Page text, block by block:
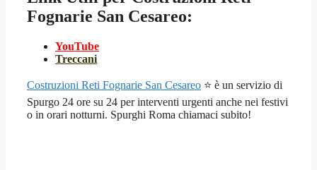
Fognarie San Cesareo:
YouTube
Treccani
Costruzioni Reti Fognarie San Cesareo ⭐ è un servizio di
Spurgo 24 ore su 24 per interventi urgenti anche nei festivi
o in orari notturni. Spurghi Roma chiamaci subito!